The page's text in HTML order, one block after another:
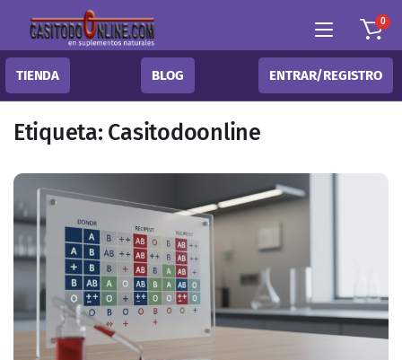
0
TIENDA BLOG ENTRAR/REGISTRO
Etiqueta: Casitodoonline